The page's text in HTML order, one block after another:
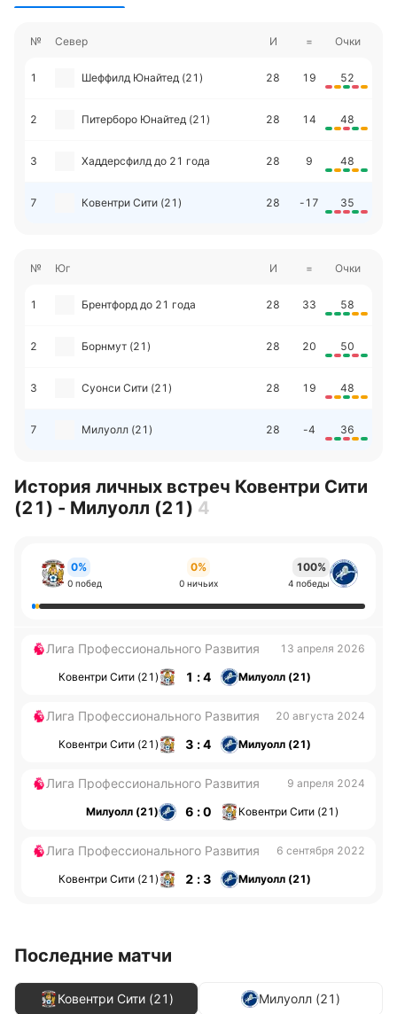
№ Север И = Очки
1 Шеффилд Юнайтед (21) 28 19 52
2 Питерборо Юнайтед (21) 28 14 48
3 Хаддерсфилд до 21 года 28 9 48
7 Ковентри Сити (21) 28 -17 35
№ Юг И = Очки
1 Брентфорд до 21 года 28 33 58
2 Борнмут (21) 28 20 50
3 Суонси Сити (21) 28 19 48
7 Милуолл (21) 28 -4 36
История личных встреч Ковентри Сити
(21) - Милуолл (21) 4
0%
0 побед
0%
0 ничьих
100%
4 победы
Лига Профессионального Развития 13 апреля 2026
Ковентри Сити (21) 1 : 4 Милуолл (21)
Лига Профессионального Развития 20 августа 2024
Ковентри Сити (21) 3 : 4 Милуолл (21)
Лига Профессионального Развития 9 апреля 2024
Милуолл (21) 6 : 0 Ковентри Сити (21)
Лига Профессионального Развития 6 сентября 2022
Ковентри Сити (21) 2 : 3 Милуолл (21)
Последние матчи
Ковентри Сити (21) Милуолл (21)